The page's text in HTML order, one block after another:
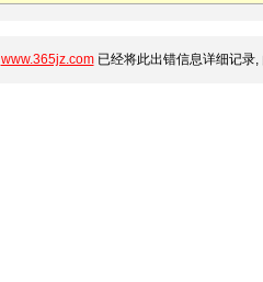
www.365jz.com已经将此出错信息详细记录,